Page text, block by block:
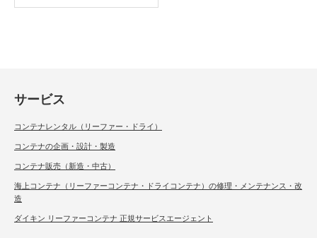
サービス
コンテナレンタル（リーファー・ドライ）
コンテナの企画・設計・製造
コンテナ販売（新造・中古）
海上コンテナ（リーファーコンテナ・ドライコンテナ）の修理・メンテナンス・改
造
ダイキン リーファーコンテナ 正規サービスエージェント